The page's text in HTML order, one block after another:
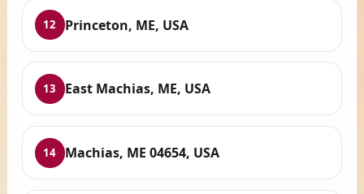
12 Princeton, ME, USA
13 East Machias, ME, USA
14 Machias, ME 04654, USA